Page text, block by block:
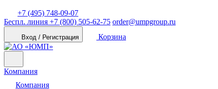
+7 (495) 748-09-07
Беспл. линия +7 (800) 505-62-75 order@umpgroup.ru
Вход / Регистрация Корзина
Компания
Компания